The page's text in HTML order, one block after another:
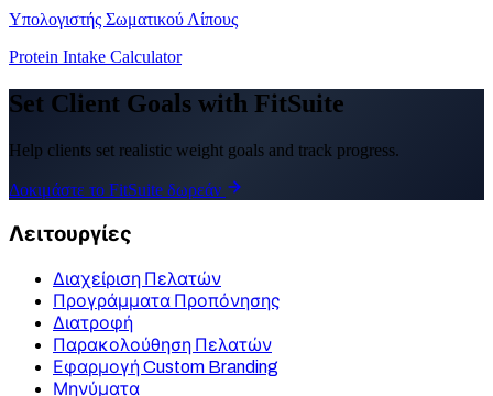
Υπολογιστής Σωματικού Λίπους
Protein Intake Calculator
Set Client Goals with FitSuite
Help clients set realistic weight goals and track progress.
Δοκιμάστε το FitSuite δωρεάν
Λειτουργίες
Διαχείριση Πελατών
Προγράμματα Προπόνησης
Διατροφή
Παρακολούθηση Πελατών
Εφαρμογή Custom Branding
Μηνύματα